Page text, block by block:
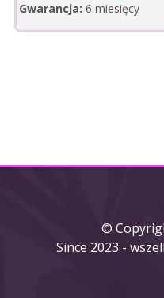
Gwarancja: 6 miesięcy
©
Since 2023 -